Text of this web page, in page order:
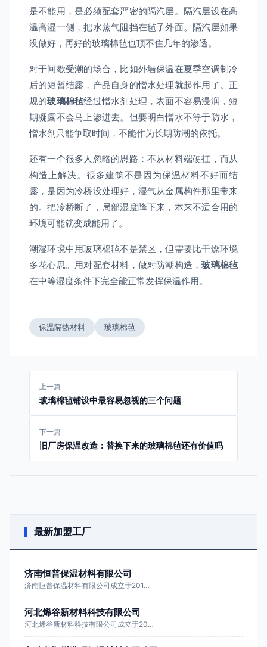
是不能用，是必须配套严密的隔汽层。隔汽层设在高
温高湿一侧，把水蒸气阻挡在毡子外面。隔汽层如果
没做好，再好的玻璃棉毡也顶不住几年的渗透。
对于间歇受潮的场合，比如外墙保温在夏季空调制冷
后的短暂结露，产品自身的憎水处理就起作用了。正
规的玻璃棉毡经过憎水剂处理，表面不容易浸润，短
期凝露不会马上渗进去。但要明白憎水不等于防水，
憎水剂只能争取时间，不能作为长期防潮的依托。
还有一个很多人忽略的思路：不从材料端硬扛，而从
构造上解决。很多建筑不是因为保温材料不好而结
露，是因为冷桥没处理好，湿气从金属构件那里带来
的。把冷桥断了，局部湿度降下来，本来不适合用的
环境可能就变成能用了。
潮湿环境中用玻璃棉毡不是禁区，但需要比干燥环境
多花心思。用对配套材料，做对防潮构造，玻璃棉毡
在中等湿度条件下完全能正常发挥保温作用。
保温隔热材料 玻璃棉毡
上一篇
玻璃棉毡铺设中最容易忽视的三个问题
下一篇
旧厂房保温改造：替换下来的玻璃棉毡还有价值吗
最新加盟工厂
济南恒普保温材料有限公司
济南恒普保温材料有限公司成立于201…
河北烯谷新材料科技有限公司
河北烯谷新材料科技有限公司成立于20…